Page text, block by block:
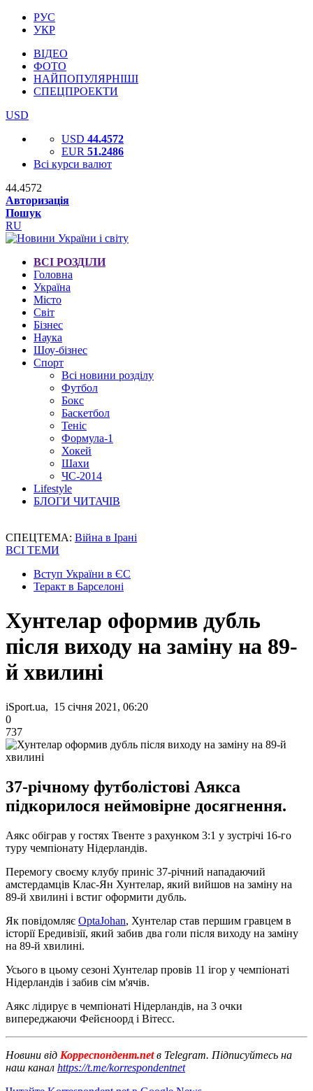
РУС
УКР
ВІДЕО
ФОТО
НАЙПОПУЛЯРНІШІ
СПЕЦПРОЕКТИ
USD
USD 44.4572
EUR 51.2486
Всі курси валют
44.4572
Авторизація
Пошук
RU
ВСІ РОЗДІЛИ
Головна
Україна
Місто
Світ
Бізнес
Наука
Шоу-бізнес
Спорт
Всі новини розділу
Футбол
Бокс
Баскетбол
Теніс
Формула-1
Хокей
Шахи
ЧС-2014
Lifestyle
БЛОГИ ЧИТАЧІВ
СПЕЦТЕМА: Війна в Ірані
ВСІ ТЕМИ
Вступ України в ЄС
Теракт в Барселоні
Хунтелар оформив дубль
після виходу на заміну на 89-
й хвилині
iSport.ua, 15 січня 2021, 06:20
0
737
37-річному футболістові Аякса
підкорилося неймовірне досягнення.
Аякс обіграв у гостях Твенте з рахунком 3:1 у зустрічі 16-го
туру чемпіонату Нідерландів.
Перемогу своєму клубу приніс 37-річний нападаючий
амстердамців Клас-Ян Хунтелар, який вийшов на заміну на
89-й хвилині і встиг оформити дубль.
Як повідомляє OptaJohan, Хунтелар став першим гравцем в
історії Ередивізії, який забив два голи після виходу на заміну
на 89-й хвилині.
Усього в цьому сезоні Хунтелар провів 11 ігор у чемпіонаті
Нідерландів і забив сім м'ячів.
Аякс лідирує в чемпіонаті Нідерландів, на 3 очки
випереджаючи Фейєноорд і Вітесс.
Новини від Корреспондент.netв Telegram. Підписуйтесь на
наш канал https://t.me/korrespondentnet